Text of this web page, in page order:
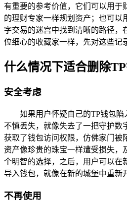
有重要的参考价值，它们可以用于
的理财专家一样规划资产；也可以
字交易的迷宫中找到清晰的路径，
位细心的收藏家一样，先对这些记
什么情况下适合删除
安全考虑
如果用户怀疑自己的TP钱包
不慎丢失，就像失去了一把守护数
获取了钱包访问权限，仿佛家门被
资产像珍贵的珠宝一样遭受损失，
个明智的选择，之后，用户可以在
导入钱包，就像在新的城堡中重新
不再使用